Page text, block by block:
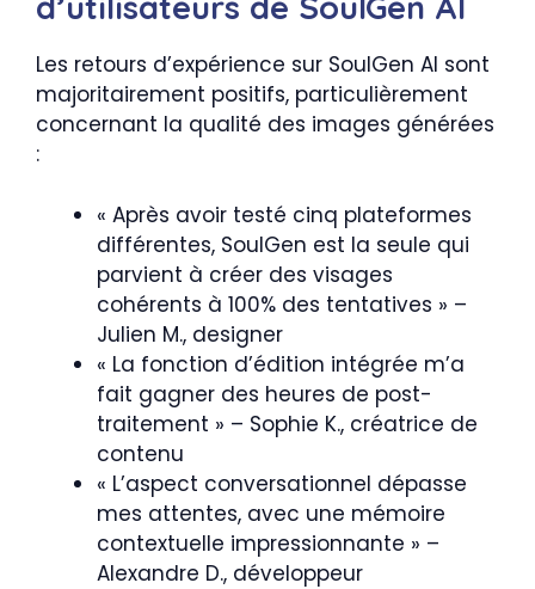
Les retours d’expérience sur SoulGen AI sont
majoritairement positifs, particulièrement
concernant la qualité des images générées
:
« Après avoir testé cinq plateformes
différentes, SoulGen est la seule qui
parvient à créer des visages
cohérents à 100% des tentatives » –
Julien M., designer
« La fonction d’édition intégrée m’a
fait gagner des heures de post-
traitement » – Sophie K., créatrice de
contenu
« L’aspect conversationnel dépasse
mes attentes, avec une mémoire
contextuelle impressionnante » –
Alexandre D., développeur